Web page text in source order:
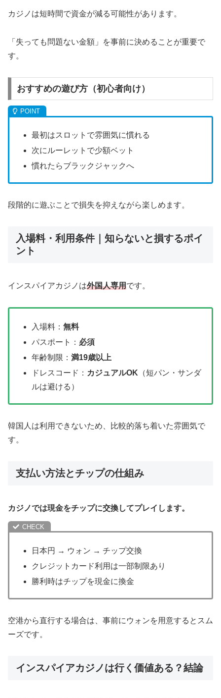
カジノは短時間で資金が減る可能性があります。
「失っても問題ない金額」を事前に決めることが重要で
す。
おすすめの遊び方（初心者向け）
最初はスロットで雰囲気に慣れる
次にルーレットで少額ベット
慣れたらブラックジャックへ
段階的に遊ぶことで損失を抑えながら楽しめます。
入場料・利用条件｜知らないと損するポイ
ント
インスパイアカジノは外国人専用です。
入場料：無料
パスポート： 必須
年齢制限：満19歳以上
ドレスコード： カジュアルOK （短パン・サンダ
ルは避ける）
韓国人は利用できないため、比較的落ち着いた雰囲気で
す。
支払い方法とチップの仕組み
カジノでは現金をチップに交換してプレイします。
日本円 → ウォン → チップ交換
クレジットカード利用は一部制限あり
勝利時はチップを現金に換金
空港から直行する場合は、事前にウォンを用意するとスム
ーズです。
インスパイアカジノは行く価値ある？結論